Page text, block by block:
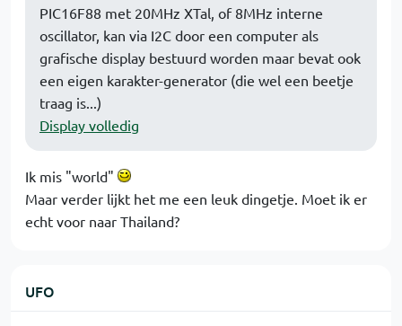
PIC16F88 met 20MHz XTal, of 8MHz interne
oscillator, kan via I2C door een computer als
grafische display bestuurd worden maar bevat ook
een eigen karakter-generator (die wel een beetje
traag is...)
Display volledig
Ik mis "world"
Maar verder lijkt het me een leuk dingetje. Moet ik er
echt voor naar Thailand?
UFO